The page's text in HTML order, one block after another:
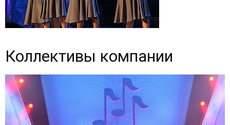
Коллективы компании